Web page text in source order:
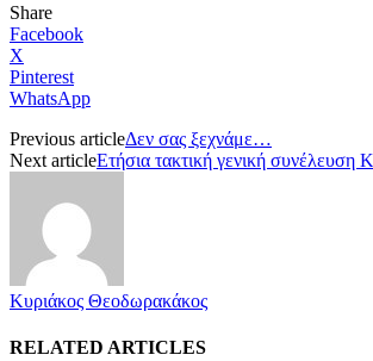
Share
Facebook
X
Pinterest
WhatsApp
Previous articleΔεν σας ξεχνάμε…
Next articleΕτήσια τακτική γενική συνέλευση
Κυριάκος Θεοδωρακάκος
RELATED ARTICLES